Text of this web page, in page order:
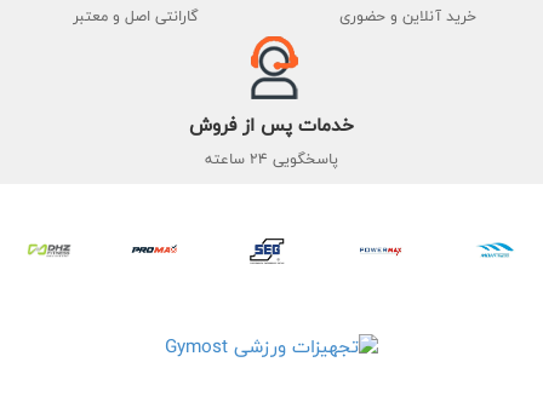
خرید آنلاین و حضوری گارانتی اصل و معتبر
خدمات پس از فروش
پاسخگویی 24 ساعته